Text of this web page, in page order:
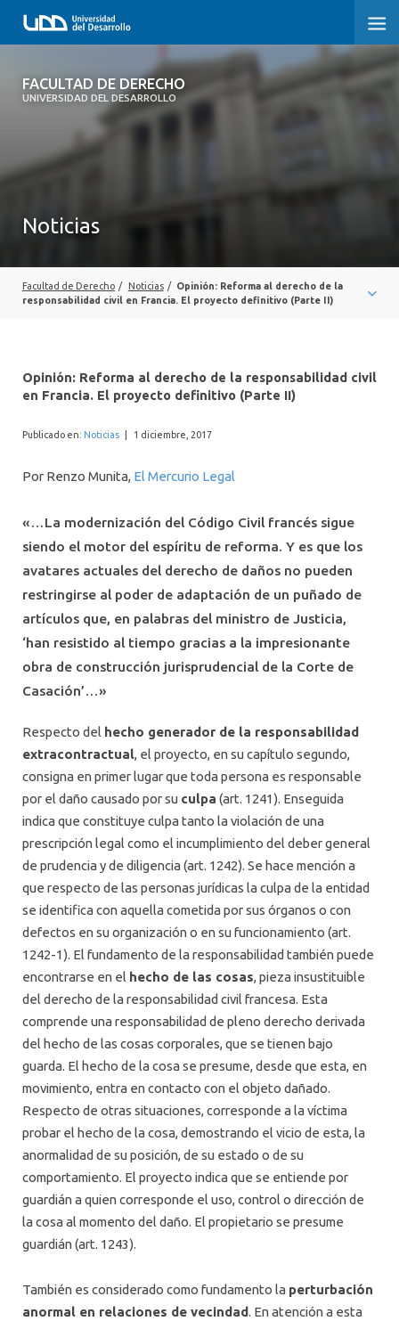
FACULTAD DE DERECHO
UNIVERSIDAD DEL DESARROLLO
FACULTAD DE DERECHO
SOBRE LA FACULTAD
PROFESORES
INTERNACIONAL
Noticias
Facultad de Derecho / Noticias / Opinión: Reforma al derecho de la
responsabilidad civil en Francia. El proyecto definitivo (Parte II)
Opinión: Reforma al derecho de la responsabilidad civil
en Francia. El proyecto definitivo (Parte II)
Publicado en: Noticias 1 diciembre, 2017
Por Renzo Munita, El Mercurio Legal
«…La modernización del Código Civil francés sigue
siendo el motor del espíritu de reforma. Y es que los
avatares actuales del derecho de daños no pueden
restringirse al poder de adaptación de un puñado de
artículos que, en palabras del ministro de Justicia,
‘han resistido al tiempo gracias a la impresionante
obra de construcción jurisprudencial de la Corte de
Casación’…»
Respecto del hecho generador de la responsabilidad
extracontractual, el proyecto, en su capítulo segundo,
consigna en primer lugar que toda persona es responsable
por el daño causado por su culpa (art. 1241). Enseguida
indica que constituye culpa tanto la violación de una
prescripción legal como el incumplimiento del deber general
de prudencia y de diligencia (art. 1242). Se hace mención a
que respecto de las personas jurídicas la culpa de la entidad
se identifica con aquella cometida por sus órganos o con
defectos en su organización o en su funcionamiento (art.
1242-1). El fundamento de la responsabilidad también puede
encontrarse en el hecho de las cosas, pieza insustituible
del derecho de la responsabilidad civil francesa. Esta
comprende una responsabilidad de pleno derecho derivada
del hecho de las cosas corporales, que se tienen bajo
guarda. El hecho de la cosa se presume, desde que esta, en
movimiento, entra en contacto con el objeto dañado.
Respecto de otras situaciones, corresponde a la víctima
probar el hecho de la cosa, demostrando el vicio de esta, la
anormalidad de su posición, de su estado o de su
comportamiento. El proyecto indica que se entiende por
guardián a quien corresponde el uso, control o dirección de
la cosa al momento del daño. El propietario se presume
guardián (art. 1243).
También es considerado como fundamento la perturbación
anormal en relaciones de vecindad. En atención a esta